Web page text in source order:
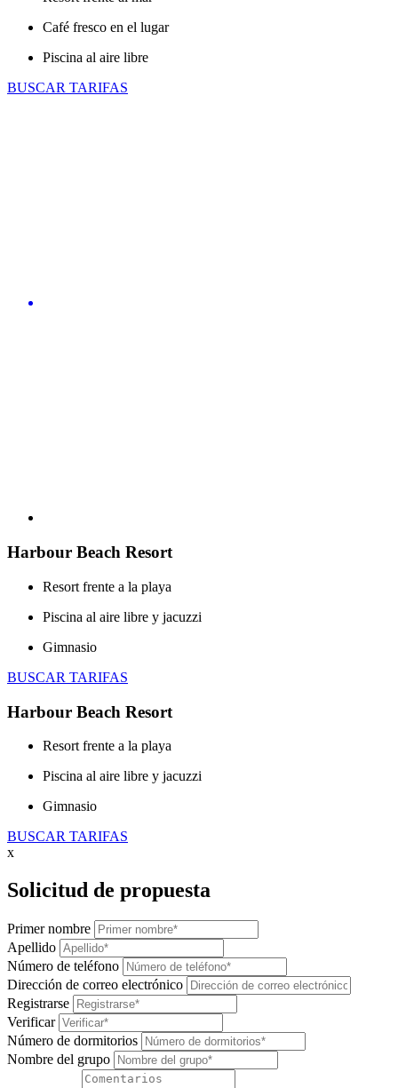
Café fresco en el lugar
Piscina al aire libre
BUSCAR TARIFAS
Harbour Beach Resort
Resort frente a la playa
Piscina al aire libre y jacuzzi
Gimnasio
BUSCAR TARIFAS
Harbour Beach Resort
Resort frente a la playa
Piscina al aire libre y jacuzzi
Gimnasio
BUSCAR TARIFAS
x
Solicitud de propuesta
Primer nombre
Apellido
Número de teléfono
Dirección de correo electrónico
Registrarse
Verificar
Número de dormitorios
Nombre del grupo